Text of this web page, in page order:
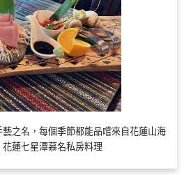
之名，每個季節都能品嚐來自花蓮山海
蓮七星潭慕名私房料理